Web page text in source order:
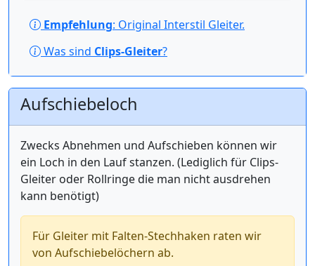
Empfehlung: Original Interstil Gleiter.
Was sind Clips-Gleiter?
Aufschiebeloch
Zwecks Abnehmen und Aufschieben können wir
ein Loch in den Lauf stanzen. (Lediglich für Clips-
Gleiter oder Rollringe die man nicht ausdrehen
kann benötigt)
Für Gleiter mit Falten-Stechhaken raten wir
von Aufschiebelöchern ab.